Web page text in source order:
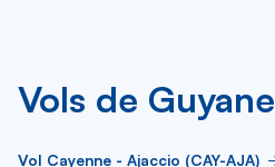
Vols de
Vol Cayenne - Ajaccio (CAY-AJA)